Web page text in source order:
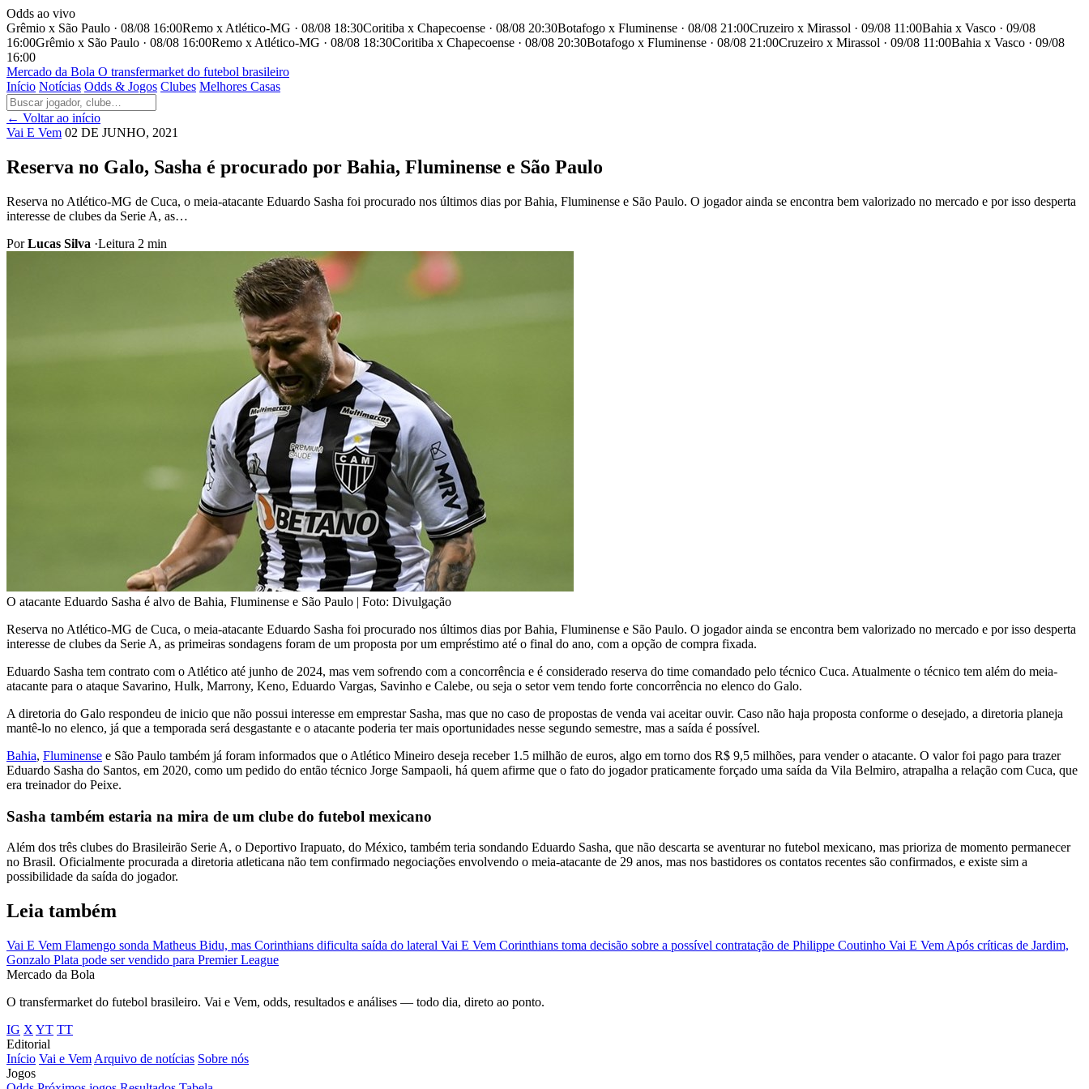
Odds ao vivo
Grêmio x São Paulo · 08/08 16:00Remo x Atlético-MG · 08/08 18:30Coritiba x Chapecoense · 08/08 20:30Botafogo x Fluminense · 08/08 21:00Cruzeiro x Mirassol · 09/08 11:00Bahia x Vasco · 09/08
16:00Grêmio x São Paulo · 08/08 16:00Remo x Atlético-MG · 08/08 18:30Coritiba x Chapecoense · 08/08 20:30Botafogo x Fluminense · 08/08 21:00Cruzeiro x Mirassol · 09/08 11:00Bahia x Vasco · 09/08
16:00
Mercado da Bola O transfermarket do futebol brasileiro
Início Notícias Odds & Jogos Clubes Melhores Casas
← Voltar ao início
Vai E Vem 02 DE JUNHO, 2021
Reserva no Galo, Sasha é procurado por Bahia, Fluminense e São Paulo
Reserva no Atlético-MG de Cuca, o meia-atacante Eduardo Sasha foi procurado nos últimos dias por Bahia, Fluminense e São Paulo. O jogador ainda se encontra bem valorizado no mercado e por isso desperta
interesse de clubes da Serie A, as…
PorLucas Silva ·Leitura 2 min
O atacante Eduardo Sasha é alvo de Bahia, Fluminense e São Paulo | Foto: Divulgação
Reserva no Atlético-MG de Cuca, o meia-atacante Eduardo Sasha foi procurado nos últimos dias por Bahia, Fluminense e São Paulo. O jogador ainda se encontra bem valorizado no mercado e por isso desperta
interesse de clubes da Serie A, as primeiras sondagens foram de um proposta por um empréstimo até o final do ano, com a opção de compra fixada.
Eduardo Sasha tem contrato com o Atlético até junho de 2024, mas vem sofrendo com a concorrência e é considerado reserva do time comandado pelo técnico Cuca. Atualmente o técnico tem além do meia-
atacante para o ataque Savarino, Hulk, Marrony, Keno, Eduardo Vargas, Savinho e Calebe, ou seja o setor vem tendo forte concorrência no elenco do Galo.
A diretoria do Galo respondeu de inicio que não possui interesse em emprestar Sasha, mas que no caso de propostas de venda vai aceitar ouvir. Caso não haja proposta conforme o desejado, a diretoria planeja
mantê-lo no elenco, já que a temporada será desgastante e o atacante poderia ter mais oportunidades nesse segundo semestre, mas a saída é possível.
Bahia, Fluminense e São Paulo também já foram informados que o Atlético Mineiro deseja receber 1.5 milhão de euros, algo em torno dos R$ 9,5 milhões, para vender o atacante. O valor foi pago para trazer
Eduardo Sasha do Santos, em 2020, como um pedido do então técnico Jorge Sampaoli, há quem afirme que o fato do jogador praticamente forçado uma saída da Vila Belmiro, atrapalha a relação com Cuca, que
era treinador do Peixe.
Sasha também estaria na mira de um clube do futebol mexicano
Além dos três clubes do Brasileirão Serie A, o Deportivo Irapuato, do México, também teria sondando Eduardo Sasha, que não descarta se aventurar no futebol mexicano, mas prioriza de momento permanecer
no Brasil. Oficialmente procurada a diretoria atleticana não tem confirmado negociações envolvendo o meia-atacante de 29 anos, mas nos bastidores os contatos recentes são confirmados, e existe sim a
possibilidade da saída do jogador.
Leia também
Vai E Vem Flamengo sonda Matheus Bidu, mas Corinthians dificulta saída do lateral Vai E Vem Corinthians toma decisão sobre a possível contratação de Philippe Coutinho Vai E Vem Após críticas de Jardim,
Gonzalo Plata pode ser vendido para Premier League
Mercado da Bola
O transfermarket do futebol brasileiro. Vai e Vem, odds, resultados e análises — todo dia, direto ao ponto.
IG X YT TT
Editorial
Início Vai e Vem Arquivo de notícias Sobre nós
Jogos